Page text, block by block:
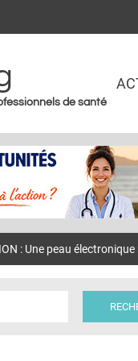
de santé
: Une peau